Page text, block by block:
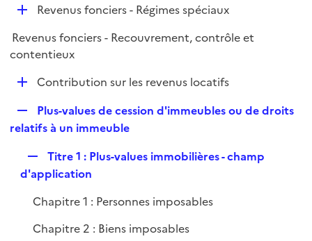
r
i
e
D
p
l
Revenus fonciers - Régimes spéciaux
Revenus fonciers - Recouvrement, contrôle et
contentieux
D
l
r
Contribution sur les revenus locatifs
e
l
i
e
Plus-values de cession d'immeubles ou de droits
relatifs à un immeuble
e
l
i
Titre 1 : Plus-values immobilières - champ
d'application
Chapitre 1 : Personnes imposables
Chapitre 2 : Biens imposables